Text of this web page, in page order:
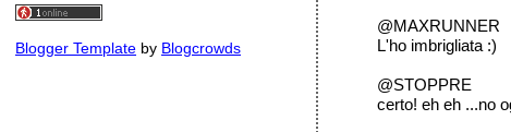
Blogger Template by Blogcrowds
@MAXRUNNER
L'ho imbrigliata :)
@STOPPRE
certo! eh eh ...no